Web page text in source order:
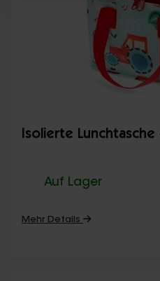
Isolierte Lunchtasche
Auf Lager
Mehr Details